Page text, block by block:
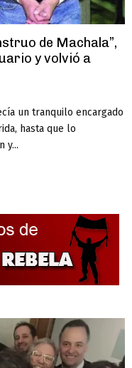
de Machala”,
y volvió a
un tranquilo encargado
hasta que lo
y...